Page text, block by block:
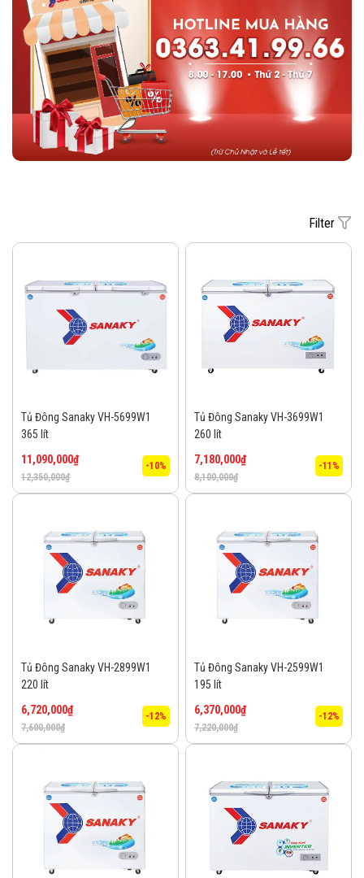
Filter
Tủ Đông Sanaky VH-5699W1
365 lít
12,350,000₫
11,090,000₫
-10%
Tủ Đông Sanaky VH-3699W1
260 lít
8,100,000₫
7,180,000₫
-11%
Tủ Đông Sanaky VH-2899W1
220 lít
7,600,000₫
6,720,000₫
-12%
Tủ Đông Sanaky VH-2599W1
195 lít
7,220,000₫
6,370,000₫
-12%